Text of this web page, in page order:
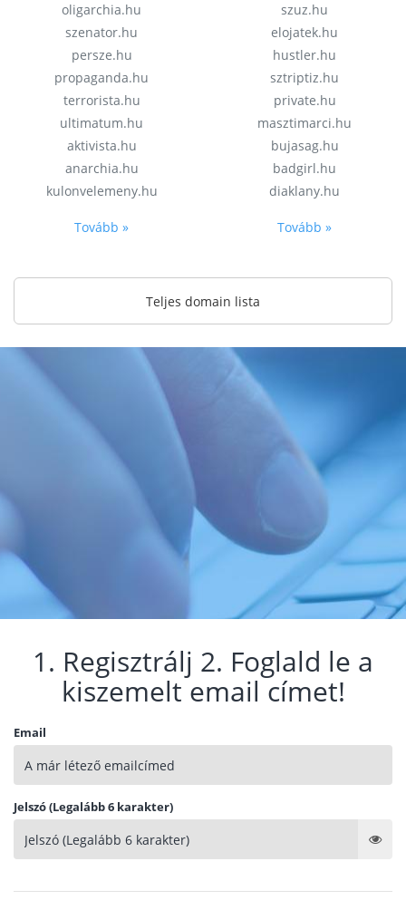
oligarchia.hu
szenator.hu
persze.hu
propaganda.hu
terrorista.hu
ultimatum.hu
aktivista.hu
anarchia.hu
kulonvelemeny.hu
Tovább »
szuz.hu
elojatek.hu
hustler.hu
sztriptiz.hu
private.hu
masztimarci.hu
bujasag.hu
badgirl.hu
diaklany.hu
Tovább »
Teljes domain lista
1. Regisztrálj 2. Foglald le a
kiszemelt email címet!
Email
Jelszó (Legalább 6 karakter)